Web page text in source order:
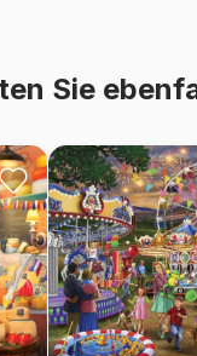
Sie